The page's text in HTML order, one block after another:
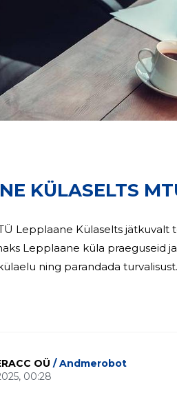
KÜLASELTS
Lepplaane Külaselts
Lepplaane küla praeguseid
ning parandada turvalisust.
OÜ / Andmerobot
00:28